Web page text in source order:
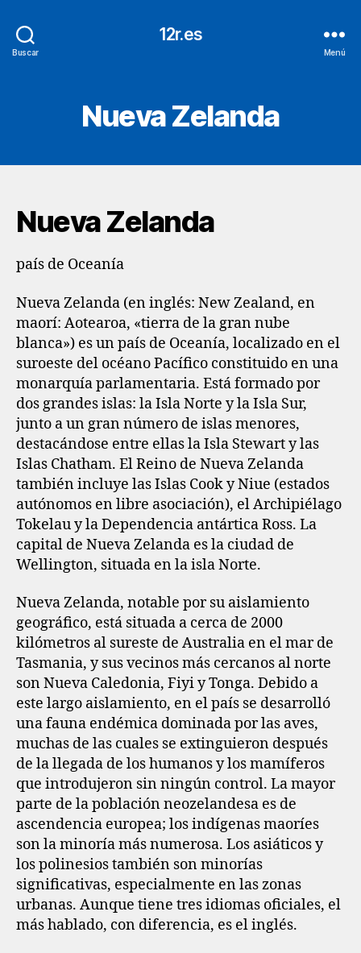
Buscar
12r.es
Menú
Nueva Zelanda
Nueva Zelanda
país de Oceanía
Nueva Zelanda (en inglés: New Zealand, en
maorí: Aotearoa, «tierra de la gran nube
blanca»)​ es un país de Oceanía, localizado en el
suroeste del océano Pacífico constituido en una
monarquía parlamentaria. Está formado por
dos grandes islas: la Isla Norte y la Isla Sur,
junto a un gran número de islas menores,
destacándose entre ellas la Isla Stewart y las
Islas Chatham. El Reino de Nueva Zelanda
también incluye las Islas Cook y Niue (estados
autónomos en libre asociación), el Archipiélago
Tokelau y la Dependencia antártica Ross. La
capital de Nueva Zelanda es la ciudad de
Wellington, situada en la isla Norte.
Nueva Zelanda, notable por su aislamiento
geográfico, está situada a cerca de 2000
kilómetros al sureste de Australia en el mar de
Tasmania, y sus vecinos más cercanos al norte
son Nueva Caledonia, Fiyi y Tonga. Debido a
este largo aislamiento, en el país se desarrolló
una fauna endémica dominada por las aves,
muchas de las cuales se extinguieron después
de la llegada de los humanos y los mamíferos
que introdujeron sin ningún control. La mayor
parte de la población neozelandesa es de
ascendencia europea; los indígenas maoríes
son la minoría más numerosa.​ Los asiáticos y
los polinesios también son minorías
significativas, especialmente en las zonas
urbanas. Aunque tiene tres idiomas oficiales, el
más hablado, con diferencia, es el inglés.